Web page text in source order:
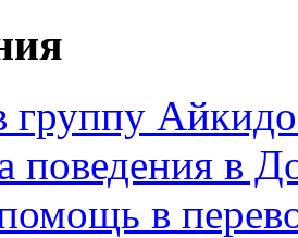
группу
поведения в
в